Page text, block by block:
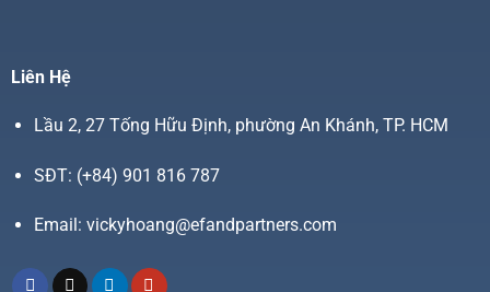
Liên Hệ
Lầu 2, 27 Tống Hữu Định, phường An Khánh, TP. HCM
SĐT: (+84) 901 816 787
Email: vickyhoang@efandpartners.com